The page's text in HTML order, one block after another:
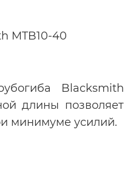
MTB10-40
Blacksmith
длины позволяет
минимуме усилий.